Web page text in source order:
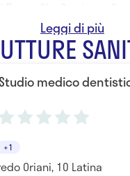
in Ultrasonologia
e Disturbi del
alimentare presso
medico
+1
Oriani, 10 Latina